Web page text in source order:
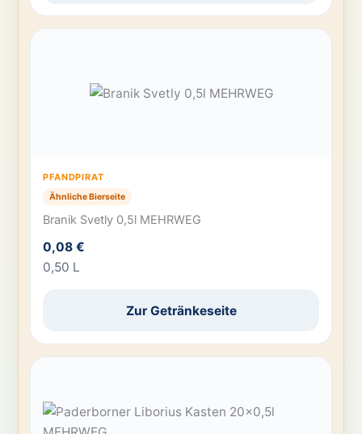
PFANDPIRAT
Ähnliche Bierseite
Branik Svetly 0,5l MEHRWEG
0,08 €
0,50 L
Zur Getränkeseite